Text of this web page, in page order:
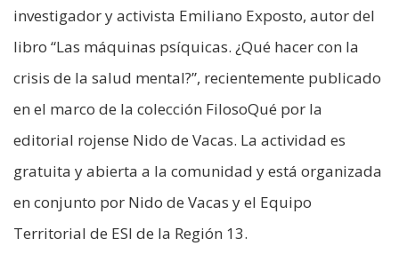
investigador y activista Emiliano Exposto, autor del
libro “Las máquinas psíquicas. ¿Qué hacer con la
crisis de la salud mental?”, recientemente publicado
en el marco de la colección FilosoQué por la
editorial rojense Nido de Vacas. La actividad es
gratuita y abierta a la comunidad y está organizada
en conjunto por Nido de Vacas y el Equipo
Territorial de ESI de la Región 13.